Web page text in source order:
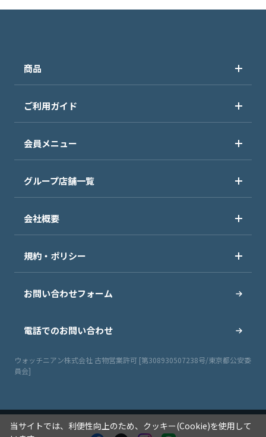
商品
ご利用ガイド
会員メニュー
グループ店舗一覧
会社概要
規約・ポリシー
お問い合わせフォーム
電話でのお問い合わせ
ウォッチニアン株式会社 古物営業許可 [第308930507238号/東京都公安委
員会]
当サイトでは、利便性向上のため、クッキー(Cookie)を使用して